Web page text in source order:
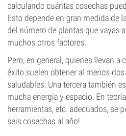
calculando cuántas cosechas
Esto depende en gran medida de
del número de plantas que vayas
muchos otros factores.
Pero, en general, quienes llevan a
éxito suelen obtener al menos
saludables. Una tercera también
mucha energía y espacio. En
herramientas, etc. adecuados, se
seis cosechas al año!